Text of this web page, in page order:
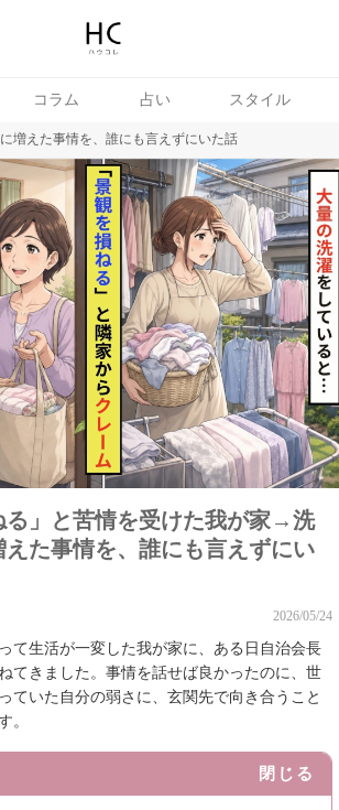
コラム 占い スタイル
増えた事情を、誰にも言えずにいた話
る」と苦情を受けた我が家→洗
た事情を、誰にも言えずにい
2026/05/24
て生活が一変した我が家に、ある日自治会長
てきました。事情を話せば良かったのに、世
ていた自分の弱さに、玄関先で向き合うこと
。
閉じる